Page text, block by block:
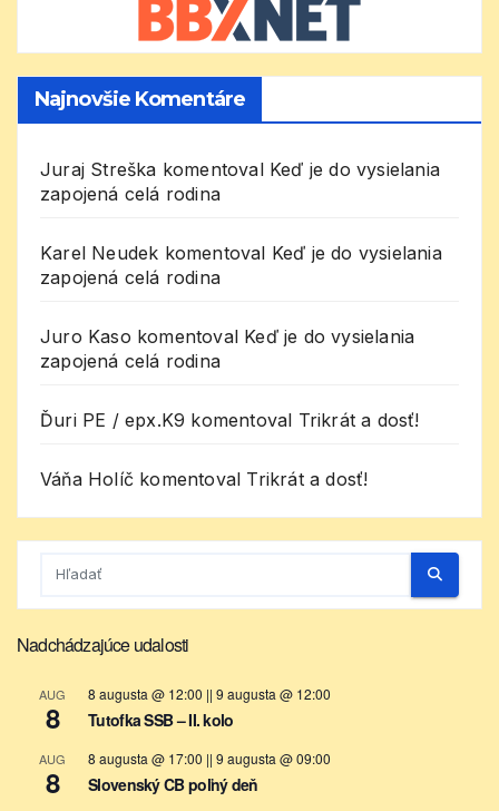
Najnovšie Komentáre
Juraj Streška komentoval Keď je do vysielania
zapojená celá rodina
Karel Neudek komentoval Keď je do vysielania
zapojená celá rodina
Juro Kaso komentoval Keď je do vysielania
zapojená celá rodina
Ďuri PE / epx.K9 komentoval Trikrát a dosť!
Váňa Holíč komentoval Trikrát a dosť!
Nadchádzajúce udalosti
AUG
8
8 augusta @ 12:00 || 9 augusta @ 12:00
Tutofka SSB – II. kolo
AUG
8
8 augusta @ 17:00 || 9 augusta @ 09:00
Slovenský CB poľný deň